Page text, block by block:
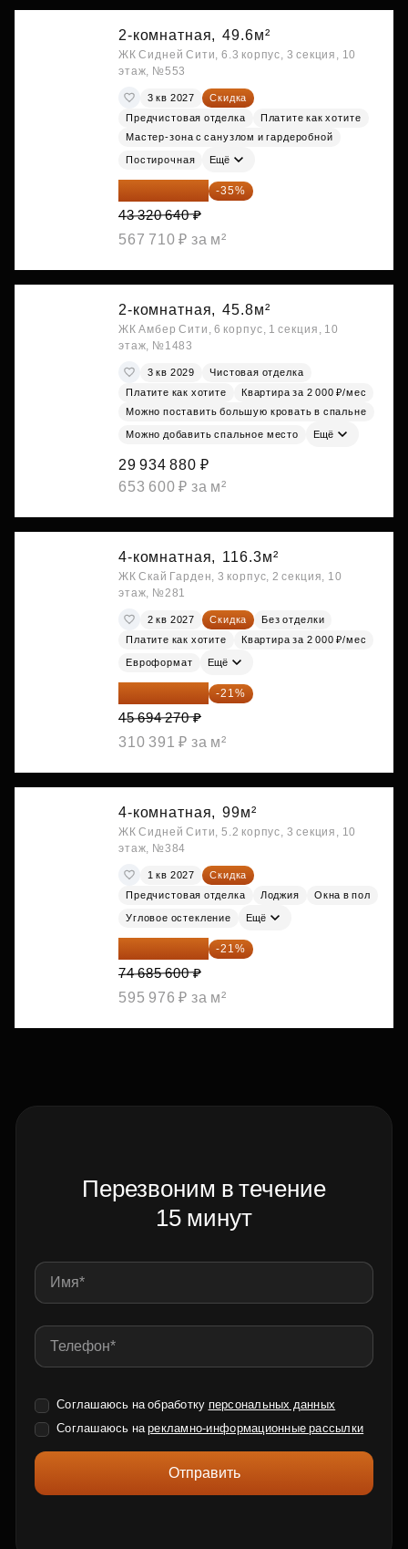
2-комнатная, 49.6м²
ЖК Сидней Сити, 6.3 корпус, 3 секция, 10
этаж, №553
3 кв 2027
Скидка
Предчистовая отделка
Платите как хотите
Мастер-зона с санузлом и гардеробной
Постирочная Ещё
28 158 416 ₽ -35%
43 320 640 ₽
567 710 ₽ за м²
2-комнатная, 45.8м²
ЖК Амбер Сити, 6 корпус, 1 секция, 10
этаж, №1483
3 кв 2029
Чистовая отделка
Платите как хотите
Квартира за 2 000 ₽/мес
Можно поставить большую кровать в спальне
Можно добавить спальное место Ещё
29 934 880 ₽
653 600 ₽ за м²
4-комнатная, 116.3м²
ЖК Скай Гарден, 3 корпус, 2 секция, 10
этаж, №281
2 кв 2027 Скидка
Без отделки
Платите как хотите
Квартира за 2 000 ₽/мес
Евроформат Ещё
36 098 473 ₽ -21%
45 694 270 ₽
310 391 ₽ за м²
4-комнатная, 99м²
ЖК Сидней Сити, 5.2 корпус, 3 секция, 10
этаж, №384
1 кв 2027
Скидка
Предчистовая отделка
Лоджия Окна в пол
Угловое остекление Ещё
59 001 624 ₽ -21%
74 685 600 ₽
595 976 ₽ за м²
Перезвоним в течение
15 минут
Соглашаюсь на обработку персональных данных
Соглашаюсь нарекламно-информационные рассылки
Отправить